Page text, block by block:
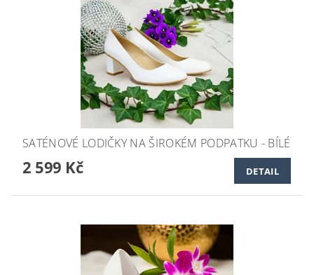
SATÉNOVÉ LODIČKY NA ŠIROKÉM PODPATKU - BÍLÉ
2 599 Kč DETAIL